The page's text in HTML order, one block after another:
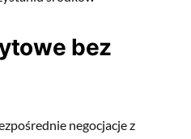
bez
negocjacje z